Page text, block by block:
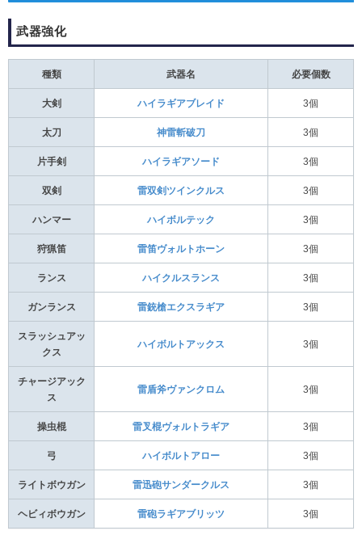
武器強化
種類 武器名 必要個数
大剣 ハイラギアブレイド 3個
太刀 神雷斬破刀 3個
片手剣 ハイラギアソード 3個
双剣 雷双剣ツインクルス 3個
ハンマー ハイボルテック 3個
狩猟笛 雷笛ヴォルトホーン 3個
ランス ハイクルスランス 3個
ガンランス 雷銃槍エクスラギア 3個
スラッシュアッ
クス
ハイボルトアックス 3個
チャージアック
ス
雷盾斧ヴァンクロム 3個
操虫棍 雷叉棍ヴォルトラギア 3個
弓 ハイボルトアロー 3個
ライトボウガン 雷迅砲サンダークルス 3個
ヘビィボウガン 雷砲ラギアブリッツ 3個